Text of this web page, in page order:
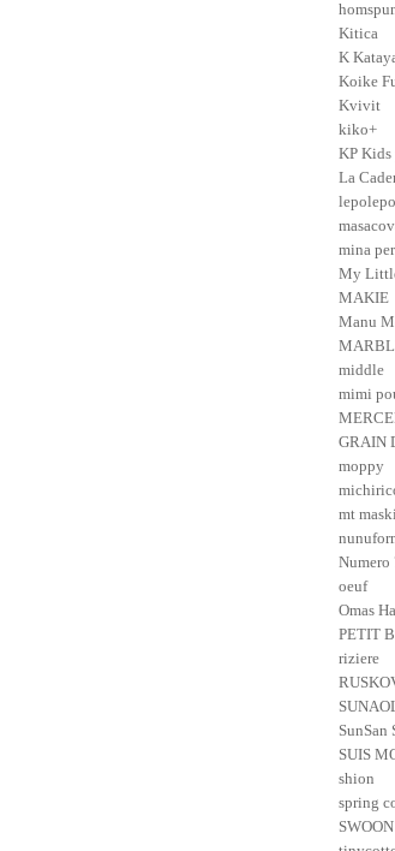
Kitica
K
Koike
Kvivit
kiko+
KP Kids
La
lepolepo
mina
My
MAKIE
Manu
middle
mimi
GRAIN
moppy
mt
Numero
oeuf
Omas
PETIT
riziere
SunSan
SUIS
shion
spring
SWOON